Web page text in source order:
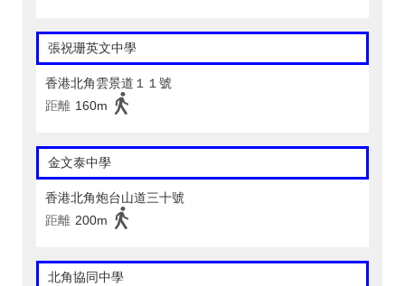
張祝珊英文中學
香港北角雲景道１１號
距離 160m
金文泰中學
香港北角炮台山道三十號
距離 200m
北角協同中學